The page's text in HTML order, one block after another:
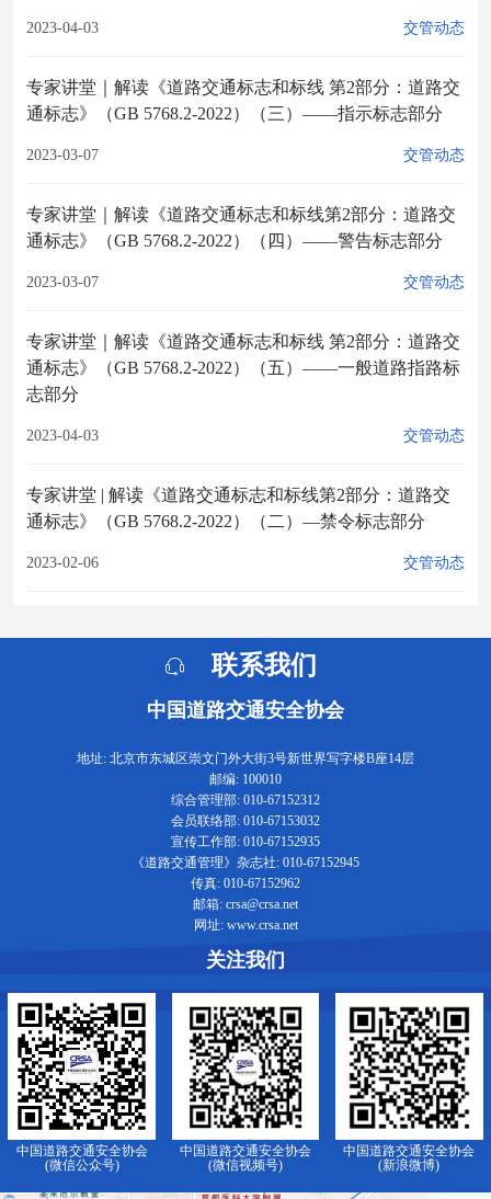
2023-04-03 交管动态
专家讲堂｜解读《道路交通标志和标线 第2部分：道路交
通标志》（GB 5768.2-2022）（三）——指示标志部分
2023-03-07 交管动态
专家讲堂｜解读《道路交通标志和标线第2部分：道路交
通标志》（GB 5768.2-2022）（四）——警告标志部分
2023-03-07 交管动态
专家讲堂｜解读《道路交通标志和标线 第2部分：道路交
通标志》（GB 5768.2-2022）（五）——一般道路指路标
志部分
2023-04-03 交管动态
专家讲堂 | 解读《道路交通标志和标线第2部分：道路交
通标志》（GB 5768.2-2022）（二）—禁令标志部分
2023-02-06 交管动态
联系我们
中国道路交通安全协会
地址: 北京市东城区崇文门外大街3号新世界写字楼B座14层
邮编: 100010
综合管理部: 010-67152312
会员联络部: 010-67153032
宣传工作部: 010-67152935
《道路交通管理》杂志社: 010-67152945
传真: 010-67152962
邮箱: crsa@crsa.net
网址: www.crsa.net
关注我们
中国道路交通安全协会
(微信公众号)
中国道路交通安全协会
(微信视频号)
中国道路交通安全协会
(新浪微博)